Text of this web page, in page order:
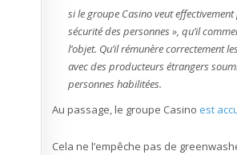
si le groupe Casino veut
sécurité des personnes », qu’il
l’objet. Qu’il rémunère correctement
avec des producteurs étrangers
personnes habilitées.
Au passage, le groupe Casino est
Cela ne l’empêche pas de